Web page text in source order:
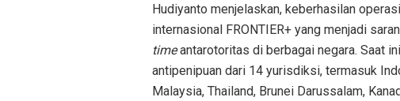
Hudiyanto menjelaskan, keberhasilan
internasional FRONTIER+ yang menjadi
timeantarotoritas di berbagai negara. Saat
antipenipuan dari 14 yurisdiksi, termasuk
Malaysia, Thailand, Brunei Darussalam,